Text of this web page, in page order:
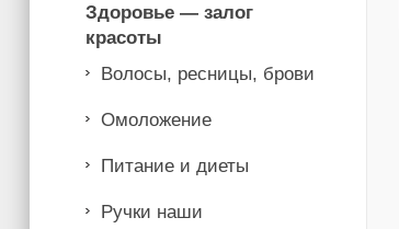
Здоровье — залог
красоты
Волосы, ресницы, брови
Омоложение
Питание и диеты
Ручки наши